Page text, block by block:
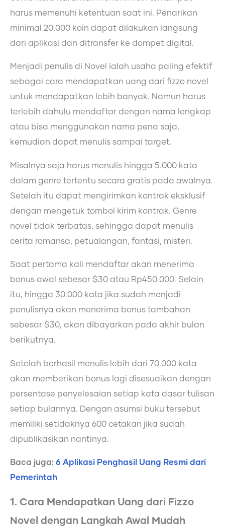
harus memenuhi ketentuan saat ini. Penarikan
minimal 20.000 koin dapat dilakukan langsung
dari aplikasi dan ditransfer ke dompet digital.
Menjadi penulis di Novel ialah usaha paling efektif
sebagai cara mendapatkan uang dari fizzo novel
untuk mendapatkan lebih banyak. Namun harus
terlebih dahulu mendaftar dengan nama lengkap
atau bisa menggunakan nama pena saja,
kemudian dapat menulis sampai target.
Misalnya saja harus menulis hingga 5.000 kata
dalam genre tertentu secara gratis pada awalnya.
Setelah itu dapat mengirimkan kontrak eksklusif
dengan mengetuk tombol kirim kontrak. Genre
novel tidak terbatas, sehingga dapat menulis
cerita romansa, petualangan, fantasi, misteri.
Saat pertama kali mendaftar akan menerima
bonus awal sebesar $30 atau Rp450.000. Selain
itu, hingga 30.000 kata jika sudah menjadi
penulisnya akan menerima bonus tambahan
sebesar $30, akan dibayarkan pada akhir bulan
berikutnya.
Setelah berhasil menulis lebih dari 70.000 kata
akan memberikan bonus lagi disesuaikan dengan
persentase penyelesaian setiap kata dasar tulisan
setiap bulannya. Dengan asumsi buku tersebut
memiliki setidaknya 600 cetakan jika sudah
dipublikasikan nantinya.
Baca juga: 6 Aplikasi Penghasil Uang Resmi dari
Pemerintah
1. Cara Mendapatkan Uang dari Fizzo
Novel dengan Langkah Awal Mudah